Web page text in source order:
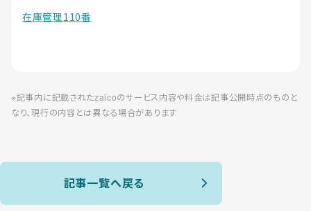
在庫管理110番
※記事内に記載されたzaicoのサービス内容や料金は記事公開時点のものと
なり、現行の内容とは異なる場合があります
記事一覧へ戻る